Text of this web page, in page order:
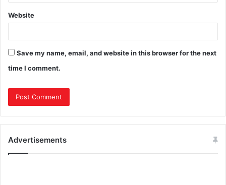
Website
Save my name, email, and website in this browser for the next
time I comment.
Advertisements